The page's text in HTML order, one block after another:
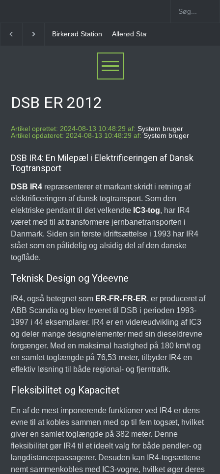
Allerød Station Favrholm Station
DSB ER 2012
Artikel oprettet: 2024-08-13 10:48:29 af: System bruger
Artikel opdateret: 2024-08-13 10:48:29 af: System bruger
DSB IR4: En Milepæl i Elektrificeringen af Dansk
Togtransport
DSB IR4 repræsenterer et markant skridt i retning af
elektrificeringen af dansk togtransport. Som den
elektriske pendant til det velkendte IC3-tog, har IR4
været med til at transformere jernbanetransporten i
Danmark. Siden sin første idriftsættelse i 1993 har IR4
stået som en pålidelig og alsidig del af den danske
togflåde.
Teknisk Design og Ydeevne
IR4, også betegnet som ER-FR-FR-ER, er produceret af
ABB Scandia og blev leveret til DSB i perioden 1993-
1997 i 44 eksemplarer. IR4 er en videreudvikling af IC3
og deler mange designelementer med sin dieseldrevne
forgænger. Med en maksimal hastighed på 180 km/t og
en samlet toglængde på 76,53 meter, tilbyder IR4 en
effektiv løsning til både regional- og fjerntrafik.
Fleksibilitet og Kapacitet
En af de mest imponerende funktioner ved IR4 er dens
evne til at kobles sammen med op til fem togsæt, hvilket
giver en samlet toglængde på 382 meter. Denne
fleksibilitet gør IR4 til et ideelt valg for både pendler- og
langdistancepassagerer. Desuden kan IR4-togsættene
nemt sammenkobles med IC3-vogne, hvilket øger deres